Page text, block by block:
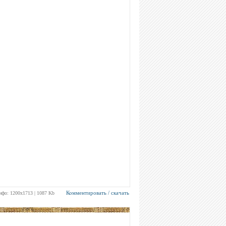
1200х1713 | 1087 Kb Комментировать / скачать